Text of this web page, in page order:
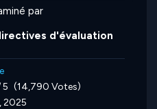
par
d'évaluation
5 (14,790 Votes)
2025